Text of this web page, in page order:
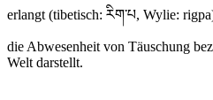
erlangt (tibetisch: རིག་པ, Wylie:
die Abwesenheit von Täuschung
Welt darstellt.